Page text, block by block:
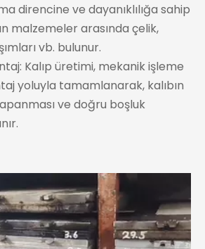
direncine ve dayanıklılığa sahip
malzemeler arasında çelik,
vb. bulunur.
Kalıp üretimi, mekanik işleme
yoluyla tamamlanarak, kalıbın
ve doğru boşluk